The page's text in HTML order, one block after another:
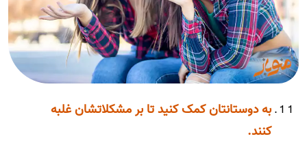
به دوستانتان کمک کنید تا بر مشکلاتشان غلبه
کنند.